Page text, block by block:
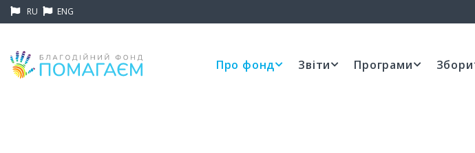
RU ENG
Про фонд Звіти Програми Збори